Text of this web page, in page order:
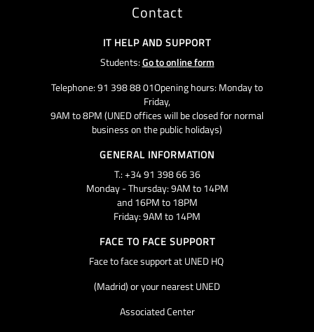
Contact
IT HELP AND SUPPORT
Students:Go to online form
Telephone: 91 398 88 01Opening hours: Monday to
Friday,
9AM to 8PM (UNED offices will be closed for normal
business on the public holidays)
GENERAL INFORMATION
T.: +34 91 398 66 36
Monday - Thursday: 9AM to 14PM
and 16PM to 18PM
Friday: 9AM to 14PM
FACE TO FACE SUPPORT
Face to face support at UNED HQ
(Madrid) or your nearest UNED
Associated Center